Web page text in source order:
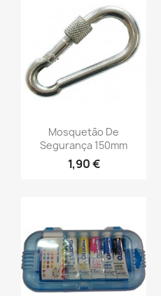
Mosquetão De
Segurança 150mm
1,90 €